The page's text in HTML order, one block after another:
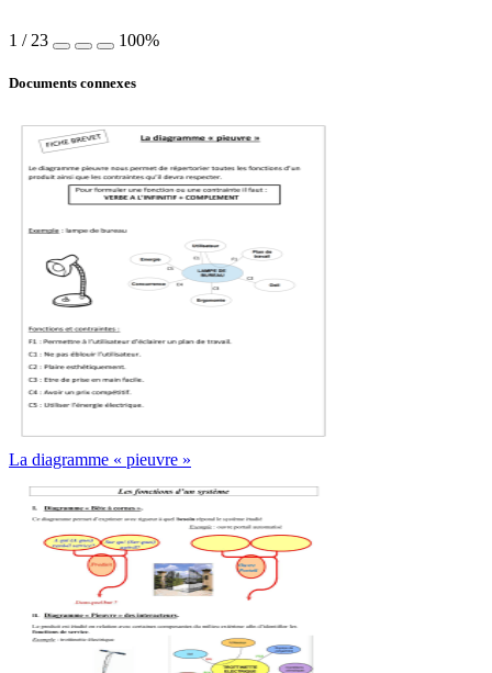
1 / 23 100%
Documents connexes
La diagramme « pieuvre »